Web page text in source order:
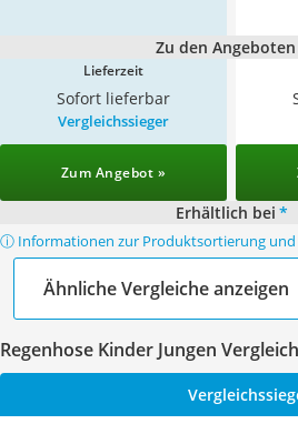
Zu den Angeboten
Lieferzeit
Sofort lieferbar
Vergleichssieger
Zum Angebot »
Erhältlich bei *
ⓘ Informationen zur Produktsortierung und
Ähnliche Vergleiche anzeigen
Regenhose Kinder Jungen